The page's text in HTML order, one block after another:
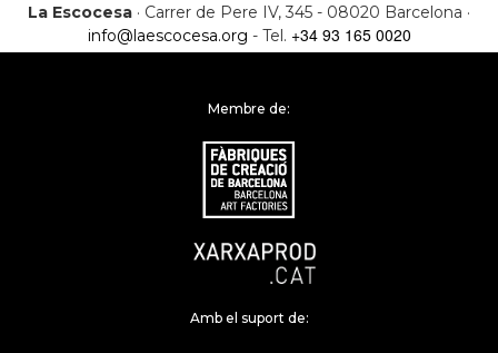
La Escocesa · Carrer de Pere IV, 345 - 08020 Barcelona ·
info@laescocesa.org - Tel. +34 93 165 0020
Membre de:
Amb el suport de: